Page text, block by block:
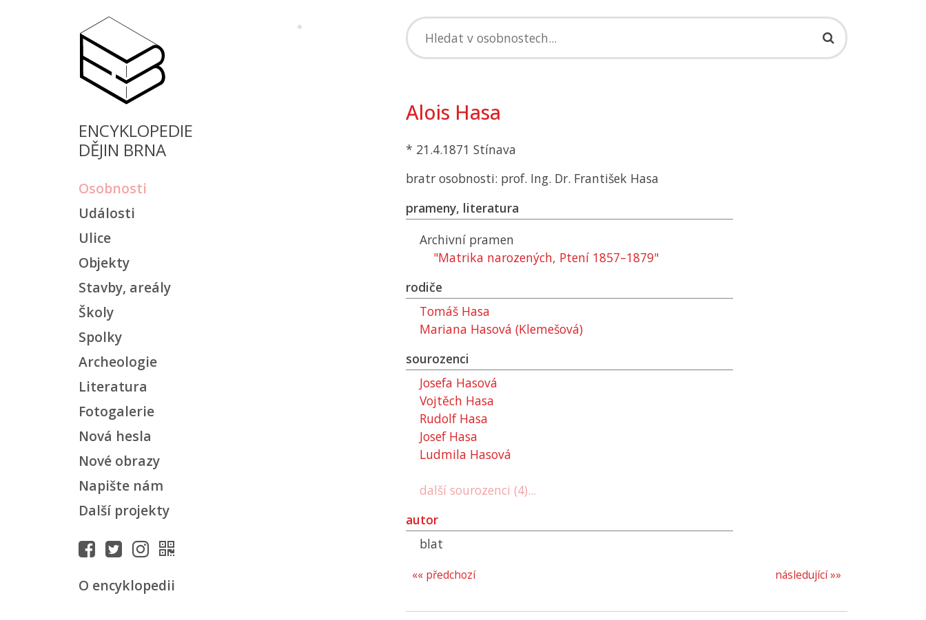
ENCYKLOPEDIE
DĚJIN BRNA
Osobnosti
Události
Ulice
Objekty
Stavby, areály
Školy
Spolky
Archeologie
Literatura
Fotogalerie
Nová hesla
Nové obrazy
Napište nám
Další projekty
O encyklopedii
Alois Hasa
* 21.4.1871 Stínava
bratr osobnosti: prof. Ing. Dr. František Hasa
prameny, literatura
Archivní pramen
"Matrika narozených, Ptení 1857–1879"
rodiče
Tomáš Hasa
Mariana Hasová (Klemešová)
sourozenci
Josefa Hasová
Vojtěch Hasa
Rudolf Hasa
Josef Hasa
Ludmila Hasová
další sourozenci (4)...
autor
blat
následující »»
«« předchozí